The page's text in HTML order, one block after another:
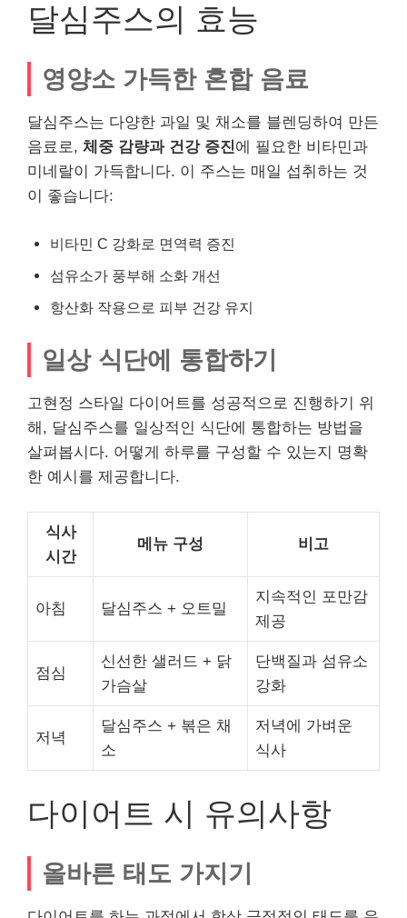
달심주스의 효능
영양소 가득한 혼합 음료
달심주스는 다양한 과일 및 채소를 블렌딩하여 만든
음료로, 체중 감량과 건강 증진에 필요한 비타민과
미네랄이 가득합니다. 이 주스는 매일 섭취하는 것
이 좋습니다:
비타민 C 강화로 면역력 증진
섬유소가 풍부해 소화 개선
항산화 작용으로 피부 건강 유지
일상 식단에 통합하기
고현정 스타일 다이어트를 성공적으로 진행하기 위
해, 달심주스를 일상적인 식단에 통합하는 방법을
살펴봅시다. 어떻게 하루를 구성할 수 있는지 명확
한 예시를 제공합니다.
식사
시간
메뉴 구성 비고
아침 달심주스 + 오트밀
지속적인 포만감
제공
점심
신선한 샐러드 + 닭
가슴살
단백질과 섬유소
강화
저녁
달심주스 + 볶은 채
소
저녁에 가벼운
식사
다이어트 시 유의사항
올바른 태도 가지기